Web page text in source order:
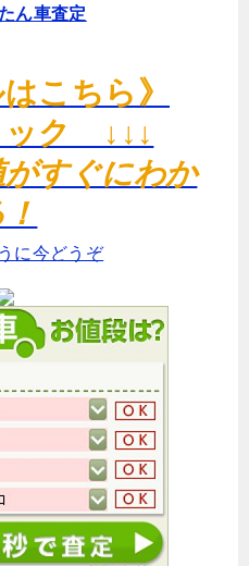
ん車査定
こちら》
ク ↓↓↓
すぐにわか
に今どうぞ